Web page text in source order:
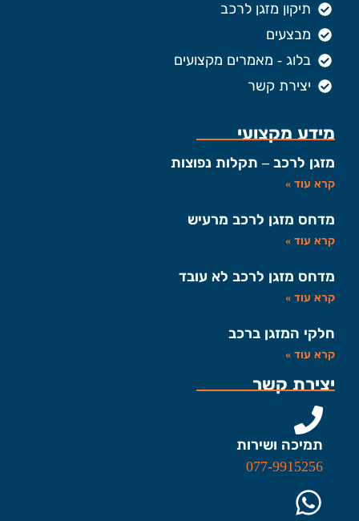
תיקון מזגן לרכב
מבצעים
בלוג - מאמרים מקצועים
יצירת קשר
מידע מקצועי
מזגן לרכב – תקלות נפוצות
קרא עוד »
מדחס מזגן לרכב מרעיש
קרא עוד »
מדחס מזגן לרכב לא עובד
קרא עוד »
חלקי המזגן ברכב
קרא עוד »
יצירת קשר
תמיכה ושירות
077-9915256